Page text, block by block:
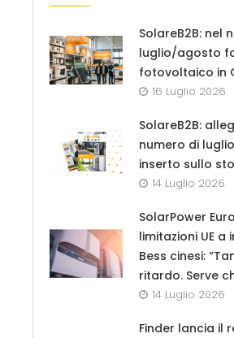
SolareB2B: nel
luglio/agosto
fotovoltaico in
16 Luglio 2026
SolareB2B:
numero di
inserto sullo
14 Luglio 2026
SolarPower
limitazioni UE a
Bess cinesi:
ritardo. Serve
14 Luglio 2026
Finder lancia il